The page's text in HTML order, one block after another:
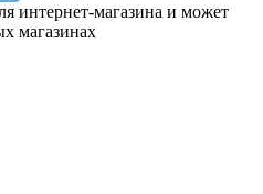
интернет-магазина и может
магазинах